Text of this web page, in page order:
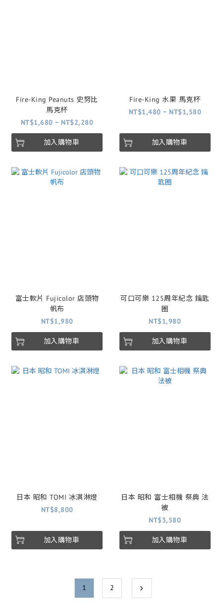
Fire-King Peanuts 史努比
馬克杯
NT$1,680 ~ NT$2,280
加入購物車
Fire-King 水果 馬克杯
NT$1,480 ~ NT$1,580
加入購物車
富士軟片 Fujicolor 店頭物
帆布
NT$1,980
加入購物車
可口可樂 125周年紀念 鑰匙
圈
NT$1,980
加入購物車
日本 昭和 TOMI 冰淇淋燈
NT$8,800
加入購物車
日本 昭和 富士相機 祭典 法
被
NT$3,580
加入購物車
1 2